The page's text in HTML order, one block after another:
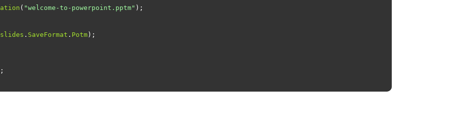
( "welcome-to-powerpoint.pptm"
slides . SaveFormat . Potm